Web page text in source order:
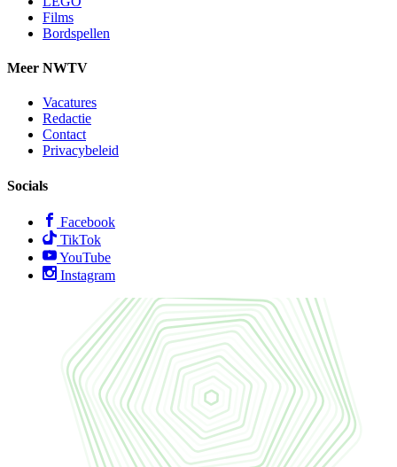
Films
Bordspellen
Meer NWTV
Vacatures
Redactie
Contact
Privacybeleid
Socials
Facebook
TikTok
YouTube
Instagram